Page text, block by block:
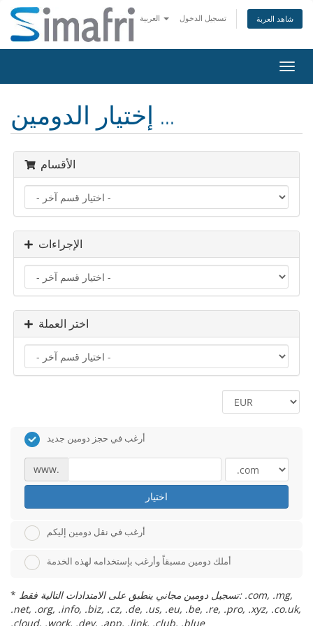
تسجيل الدخول شاهد العربة
تبديل
التنقل
إختيار الدومين ...
الأقسام
الإجراءات
اختر العملة
أرغب في حجز دومين جديد
www.
اختيار
أرغب في نقل دومين إليكم
أملك دومين مسبقاً وأرغب بإستخدامه لهذه الخدمة
* تسجيل دومين مجاني ينطبق على الامتدادات التالية فقط: .com, .mg,
.net, .org, .info, .biz, .cz, .de, .us, .eu, .be, .re, .pro, .xyz, .co.uk,
.cloud, .work, .dev, .app, .link, .club, .blue